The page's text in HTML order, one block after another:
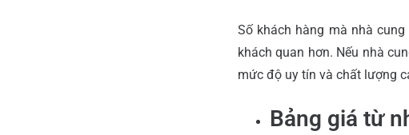
Số khách hàng mà nhà
khách quan hơn. Nếu nhà
mức độ uy tín và chất lượng
Bảng giá từ